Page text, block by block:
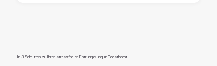
In 3 Schritten zu Ihrer stressfreien Entrümpelung in Geesthacht